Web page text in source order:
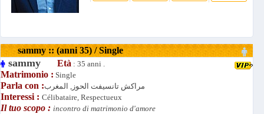
sammy :: (anni 35) / Single
sammy Età : 35 anni .
Matrimonio : Single
Parla con :مراكش تانسيفت الحوز, المغرب
Interessi : Célibataire, Respectueux
Il tuo scopo : incontro di matrimonio d'amore